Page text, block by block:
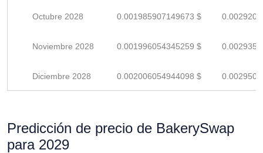
Octubre 2028 0.001985907149673 $
Noviembre 2028 0.001996054345259 $
Diciembre 2028 0.002006054944098 $
Predicción de precio de BakerySwap
para 2029